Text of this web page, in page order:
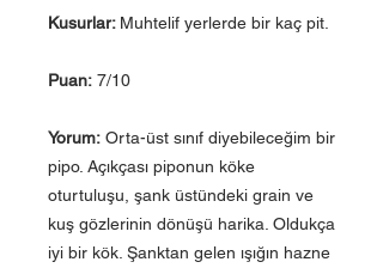
Kusurlar: Muhtelif yerlerde bir kaç pit.
Puan: 7/10
Yorum: Orta-üst sınıf diyebileceğim bir
pipo. Açıkçası piponun köke
oturtuluşu, şank üstündeki grain ve
kuş gözlerinin dönüşü harika. Oldukça
iyi bir kök. Şanktan gelen ışığın hazne